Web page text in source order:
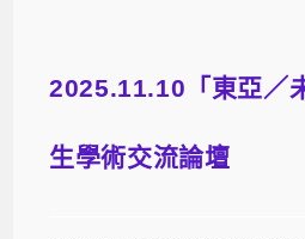
2025.11.10「東亞／
生學術交流論壇